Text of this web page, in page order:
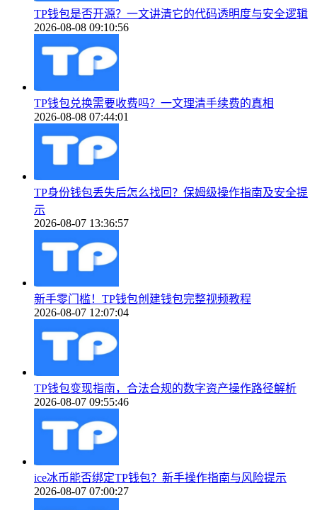
TP钱包是否开源？一文讲清它的代码透明度与安全逻辑
2026-08-08 09:10:56
TP钱包兑换需要收费吗？一文理清手续费的真相
2026-08-08 07:44:01
TP身份钱包丢失后怎么找回？保姆级操作指南及安全提
示
2026-08-07 13:36:57
新手零门槛！TP钱包创建钱包完整视频教程
2026-08-07 12:07:04
TP钱包变现指南，合法合规的数字资产操作路径解析
2026-08-07 09:55:46
ice冰币能否绑定TP钱包？新手操作指南与风险提示
2026-08-07 07:00:27